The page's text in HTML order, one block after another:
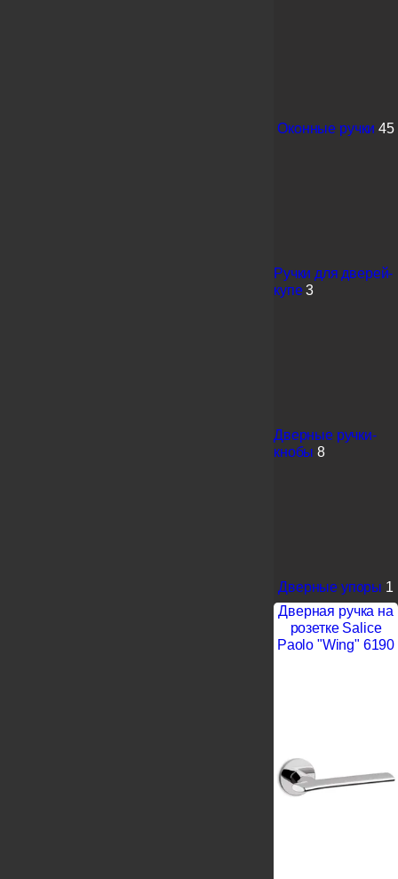
Оконные ручки 45
Ручки для дверей-
купе 3
Дверные ручки-
кнобы 8
Дверные упоры 1
Дверная ручка на
розетке Salice
Paolo "Wing" 6190